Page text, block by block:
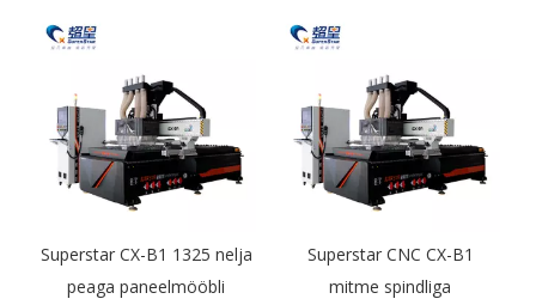
Superstar CX-B1 1325 nelja
peaga paneelmööbli
Superstar CNC CX-B1
mitme spindliga